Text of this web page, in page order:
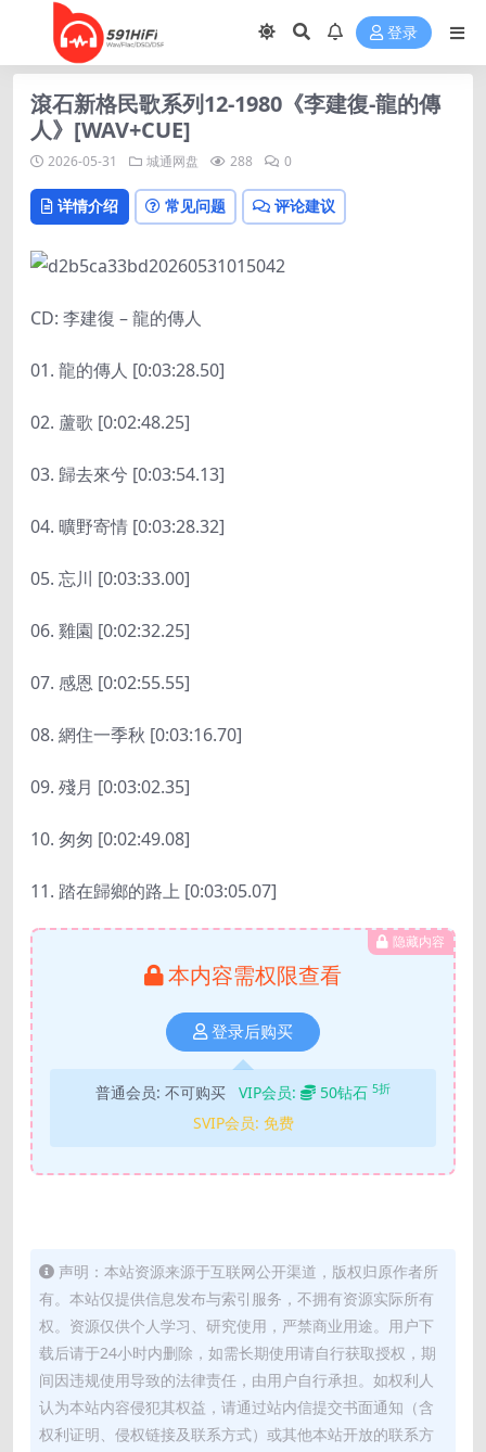
登录
滾石新格民歌系列12-1980《李建復-龍的傳
人》[WAV+CUE]
2026-05-31 城通网盘 288 0
详情介绍 常见问题 评论建议
CD: 李建復 – 龍的傳人
01. 龍的傳人 [0:03:28.50]
02. 蘆歌 [0:02:48.25]
03. 歸去來兮 [0:03:54.13]
04. 曠野寄情 [0:03:28.32]
05. 忘川 [0:03:33.00]
06. 雞園 [0:02:32.25]
07. 感恩 [0:02:55.55]
08. 網住一季秋 [0:03:16.70]
09. 殘月 [0:03:02.35]
10. 匆匆 [0:02:49.08]
11. 踏在歸鄉的路上 [0:03:05.07]
隐藏内容
本内容需权限查看
登录后购买
普通会员: 不可购买 VIP会员: 50钻石 5折
SVIP会员: 免费
声明：本站资源来源于互联网公开渠道，版权归原作者所
有。本站仅提供信息发布与索引服务，不拥有资源实际所有
权。资源仅供个人学习、研究使用，严禁商业用途。用户下
载后请于24小时内删除，如需长期使用请自行获取授权，期
间因违规使用导致的法律责任，由用户自行承担。如权利人
认为本站内容侵犯其权益，请通过站内信提交书面通知（含
权利证明、侵权链接及联系方式）或其他本站开放的联系方